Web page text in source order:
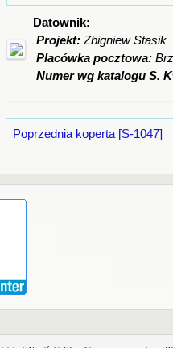
Datownik:
Projekt: Zbigniew Stasik
Placówka pocztowa:
Numer wg katalogu S.
Poprzednia koperta [S-1047]